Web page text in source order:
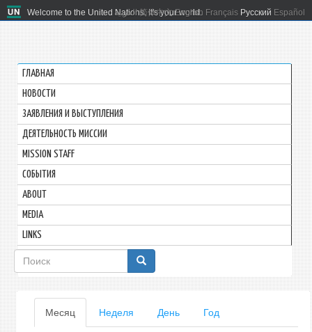
Welcome to the United Nations. It's your world.
العربية 简体中文 English Français Русский Español
ГЛАВНАЯ
HОВОСТИ
ЗАЯВЛЕНИЯ И ВЫСТУПЛЕНИЯ
ДЕЯТЕЛЬНОСТЬ МИССИИ
MISSION STAFF
СОБЫТИЯ
ABOUT
MEDIA
LINKS
Форма
поиска
Главные
Месяц (активная
вкладка)
Неделя День Год